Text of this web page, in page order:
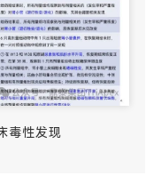
毒性发现